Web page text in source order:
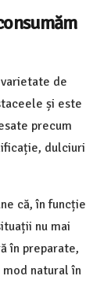
de
și este
precum
dulciuri
că, în funcție
nu mai
în preparate,
natural în